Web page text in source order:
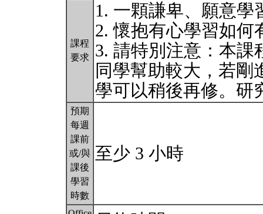
課程
要求
1. 一顆謙卑、願意學
2. 懷抱有心學習如何
3. 請特別注意：本課
同學幫助較大，若剛
學可以稍後再修。
預期
每週
課前
或/與
課後
學習
時數
至少 3 小時